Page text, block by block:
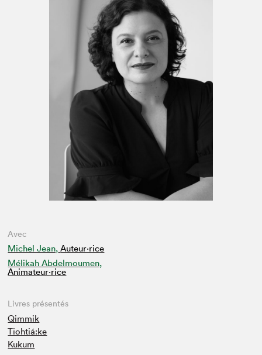
Avec
Michel Jean, Auteur·rice
Mélikah Abdelmoumen,
Animateur⋅rice
Livres présentés
Qimmik
Tiohtiá:ke
Kukum